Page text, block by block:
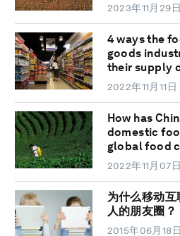
2023年11月29日
4 ways the
goods
their supply
2022年11月11日
How has
domestic
global food
2022年11月07日
为什么移动
人的朋友圈？
2015年06月18日